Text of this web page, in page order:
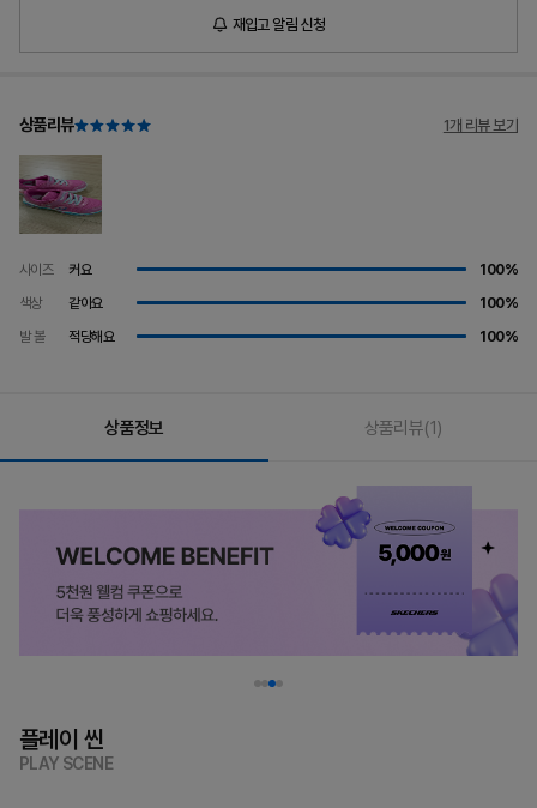
재입고 알림 신청
상품리뷰 1개 리뷰 보기
사이즈 커요
100%
색상
같아요
100%
발 볼
적당해요 100%
상품정보 상품리뷰(1)
플레이 씬
PLAY SCENE